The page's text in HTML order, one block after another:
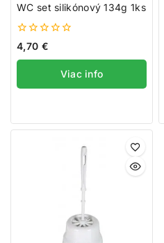
WC set silikónový 134g 1ks
0
5
4,70 €
Viac info